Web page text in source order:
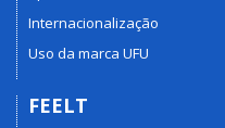
Internacionalização
Uso da marca UFU
FEELT